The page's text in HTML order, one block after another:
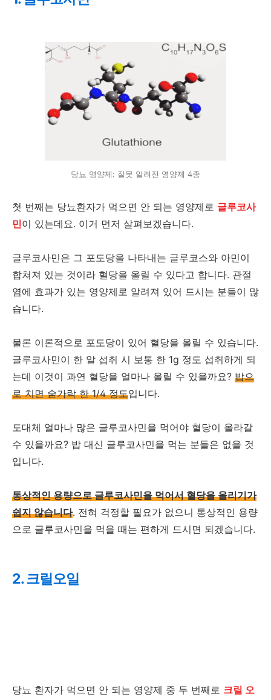
당뇨 영양제: 잘못 알려진 영양제 4종
첫 번째는 당뇨환자가 먹으면 안 되는 영양제로 글루코사
민이 있는데요. 이거 먼저 살펴보겠습니다.
글루코사민은 그 포도당을 나타내는 글루코스와 아민이
합쳐져 있는 것이라 혈당을 올릴 수 있다고 합니다. 관절
염에 효과가 있는 영양제로 알려져 있어 드시는 분들이 많
습니다.
물론 이론적으로 포도당이 있어 혈당을 올릴 수 있습니다.
글루코사민이 한 알 섭취 시 보통 한 1g 정도 섭취하게 되
는데 이것이 과연 혈당을 얼마나 올릴 수 있을까요? 밥으
로 치면 숟가락 한 1/4 정도입니다.
도대체 얼마나 많은 글루코사민을 먹어야 혈당이 올라갈
수 있을까요? 밥 대신 글루코사민을 먹는 분들은 없을 것
입니다.
통상적인 용량으로 글루코사민을 먹어서 혈당을 올리기가
쉽지 않습니다. 전혀 걱정할 필요가 없으니 통상적인 용량
으로 글루코사민을 먹을 때는 편하게 드시면 되겠습니다.
2. 크릴오일
당뇨 환자가 먹으면 안 되는 영양제 중 두 번째로 크릴 오